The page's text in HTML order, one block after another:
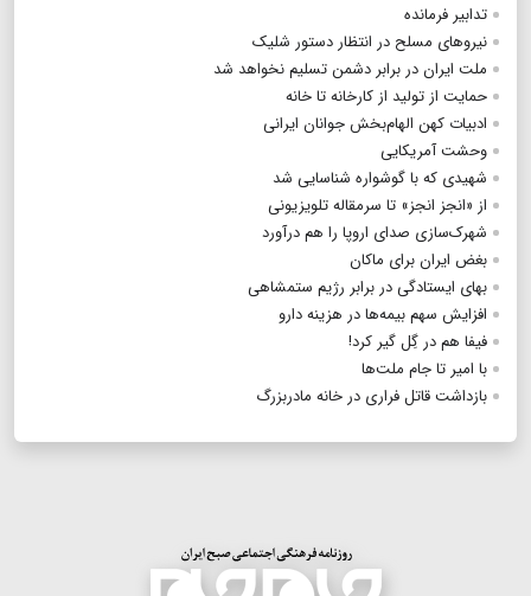
تدابیر فرمانده
نیرو‌های مسلح در انتظار دستور شلیک
ملت ایران در برابر دشمن تسلیم نخواهد شد
حمایت از تولید از کارخانه تا خانه
ادبیات کهن الهام‌بخش جوانان ایرانی
وحشت آمریکایی
شهیدی که با گوشواره شناسایی شد
از «انجز انجز» تا سرمقاله تلویزیونی
شهرک‌سازی صدای اروپا را هم درآورد
بغض ایران برای ماکان
بهای ایستادگی در برابر رژیم ستمشاهی
افزایش سهم بیمه‌ها در هزینه دارو
فیفا هم در گِل گیر کرد!
با امیر تا جام ملت‌ها
بازداشت قاتل فراری در خانه مادربزرگ